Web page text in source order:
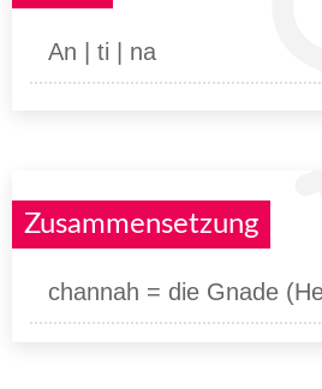
An | ti | na
Zusammensetzung
channah = die Gnade